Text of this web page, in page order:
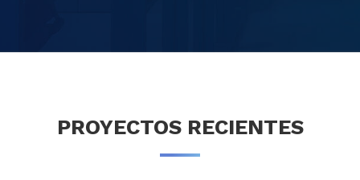
PROYECTOS RECIENTES